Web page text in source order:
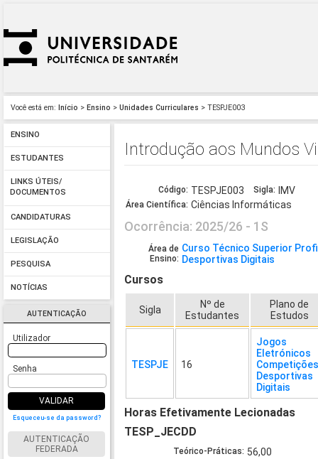
Você está em: Início > Ensino > Unidades Curriculares > TESPJE003
ENSINO
ESTUDANTES
LINKS ÚTEIS/
DOCUMENTOS
CANDIDATURAS
LEGISLAÇÃO
PESQUISA
NOTÍCIAS
AUTENTICAÇÃO
Utilizador
Senha
VALIDAR
Esqueceu-se da password?
AUTENTICAÇÃO
FEDERADA
Introdução aos Mundos
Código: TESPJE003 Sigla: IMV
Área Científica: Ciências Informáticas
Ocorrência: 2025/26 - 1S
Área de
Ensino:
Curso Técnico Superior
Desportivas Digitais
Cursos
Sigla
Nº de
Estudantes
Plano de
Estudos
TESPJE 16
Jogos
Eletrónicos
Desportivas
Digitais
Horas Efetivamente Lecionadas
TESP_JECDD
Teórico-Práticas: 56,00